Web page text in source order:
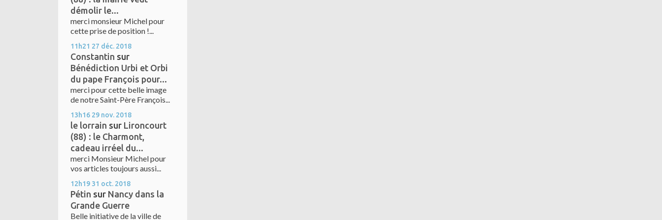
démolir le...
merci monsieur Michel pour
cette prise de position !...
11h21 27 déc. 2018
Constantin sur
Bénédiction Urbi et Orbi
du pape François pour...
merci pour cette belle image
de notre Saint-Père François...
13h16 29 nov. 2018
le lorrain sur Lironcourt
(88) : le Charmont,
cadeau irréel du...
merci Monsieur Michel pour
vos articles toujours aussi...
12h19 31 oct. 2018
Pétin sur Nancy dans la
Grande Guerre
Belle initiative de la ville de